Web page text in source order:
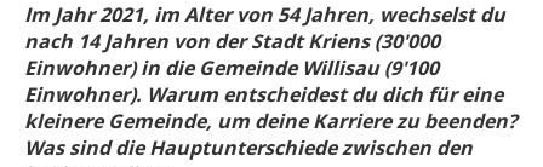
Im Jahr 2021, im Alter von 54 Jahren, wechselst du
nach 14 Jahren von der Stadt Kriens (30'000
Einwohner) in die Gemeinde Willisau (9'100
Einwohner). Warum entscheidest du dich für eine
kleinere Gemeinde, um deine Karriere zu beenden?
Was sind die Hauptunterschiede zwischen den